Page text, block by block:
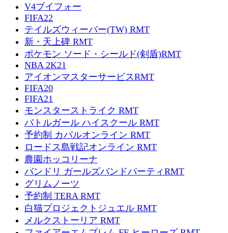
V4ブイフォー
FIFA22
テイルズウィーバー(TW) RMT
新・天上碑 RMT
ポケモン ソード・シールド(剣盾)RMT
NBA 2K21
アイオンマスターサービスRMT
FIFA20
FIFA21
モンスターストライク RMT
バトルガール ハイスクール RMT
予約制 カバルオンライン RMT
ロードス島戦記オンライン RMT
農園ホッコリーナ
バンドリ ガールズバンドパーティRMT
グリムノーツ
予約制 TERA RMT
白猫プロジェクトジュエル RMT
メルクストーリア RMT